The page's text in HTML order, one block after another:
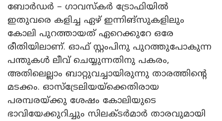
ബോർഡർ – ഗാവസ്കർ ട്രോഫിയിൽ
ഇതുവരെ കളിച്ച ഏഴ് ഇന്നിങ്സുകളിലും
കോലി പുറത്തായത് ഏറെക്കുറേ ഒരേ
രീതിയിലാണ്. ഓഫ് സ്റ്റംപിനു പുറത്തുപോകുന്ന
പന്തുകൾ ലീവ് ചെയ്യുന്നതിനു പകരം,
അതിലെല്ലാം ബാറ്റുവച്ചായിരുന്നു താരത്തിന്റെ
മടക്കം. ഓസ്ട്രേലിയയ്‌ക്കെതിരായ
പരമ്പരയ്ക്കു ശേഷം കോലിയുടെ
ഭാവിയേക്കുറിച്ചും സിലക്ടർമാർ താരവുമായി